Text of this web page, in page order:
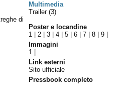
Multimedia
di
Trailer (3)
Poster e locandine
1 |2 |3 |4 |5 |6 |7 |8 |9
Immagini
1
Link esterni
Sito ufficiale
Pressbook completo